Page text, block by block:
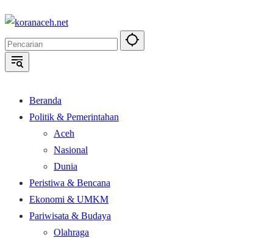
Langsung
konten
Beranda
Politik & Pemerintahan
Aceh
Nasional
Dunia
Peristiwa & Bencana
Ekonomi & UMKM
Pariwisata & Budaya
Olahraga